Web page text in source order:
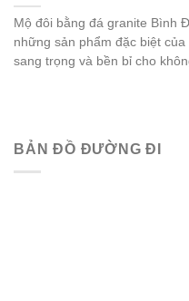
Mộ đôi bằng đá granite Bình
những sản phẩm đặc biệt
sang trọng và bền bỉ cho
BẢN ĐỒ ĐƯỜNG ĐI